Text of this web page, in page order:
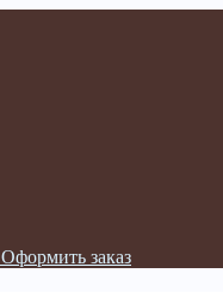
Оформить заказ